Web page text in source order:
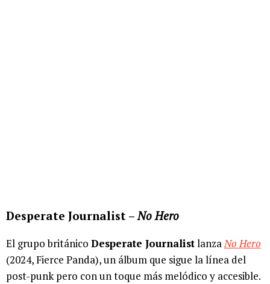
Desperate Journalist –No Hero
El grupo británico Desperate JournalistlanzaNo Hero
(2024, Fierce Panda), un álbum que sigue la línea del
post-punk pero con un toque más melódico y accesible.